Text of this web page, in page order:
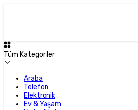
Tüm Kategoriler
Araba
Telefon
Elektronik
Ev & Yaşam